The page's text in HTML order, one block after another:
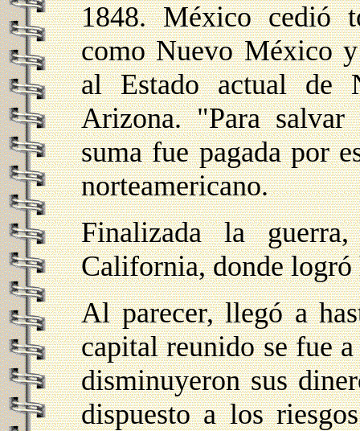
1848. México cedió
como Nuevo México
al Estado actual de
Arizona. "Para salvar
suma fue pagada por
norteamericano.
Finalizada la
California, donde logró
Al parecer, llegó a
capital reunido se fue
disminuyeron sus
dispuesto a los